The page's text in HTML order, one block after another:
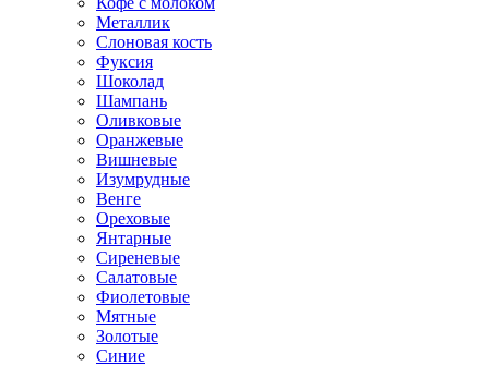
Металлик
Слоновая кость
Фуксия
Шоколад
Шампань
Оливковые
Оранжевые
Вишневые
Изумрудные
Венге
Ореховые
Янтарные
Сиреневые
Салатовые
Фиолетовые
Мятные
Золотые
Синие